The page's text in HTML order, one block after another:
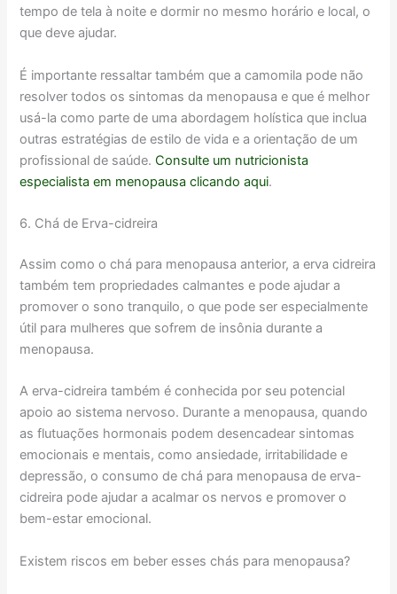
tempo de tela à noite e dormir no mesmo horário e local, o
que deve ajudar.
É importante ressaltar também que a camomila pode não
resolver todos os sintomas da menopausa e que é melhor
usá-la como parte de uma abordagem holística que inclua
outras estratégias de estilo de vida e a orientação de um
profissional de saúde.Consulte um nutricionista
especialista em menopausa clicando aqui.
6. Chá de Erva-cidreira
Assim como o chá para menopausa anterior, a erva cidreira
também tem propriedades calmantes e pode ajudar a
promover o sono tranquilo, o que pode ser especialmente
útil para mulheres que sofrem de insônia durante a
menopausa.
A erva-cidreira também é conhecida por seu potencial
apoio ao sistema nervoso. Durante a menopausa, quando
as flutuações hormonais podem desencadear sintomas
emocionais e mentais, como ansiedade, irritabilidade e
depressão, o consumo de chá para menopausa de erva-
cidreira pode ajudar a acalmar os nervos e promover o
bem-estar emocional.
Existem riscos em beber esses chás para menopausa?